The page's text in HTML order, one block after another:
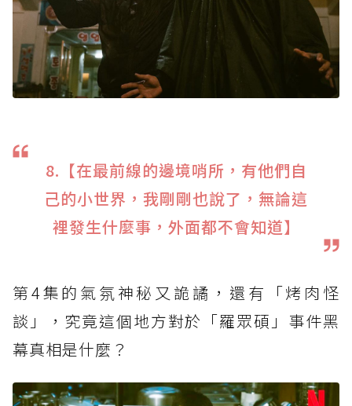
8.【在最前線的邊境哨所，有他們自
己的小世界，我剛剛也說了，無論這
裡發生什麼事，外面都不會知道】
第4集的氣氛神秘又詭譎，還有「烤肉怪
談」，究竟這個地方對於「羅眾碩」事件黑
幕真相是什麼？